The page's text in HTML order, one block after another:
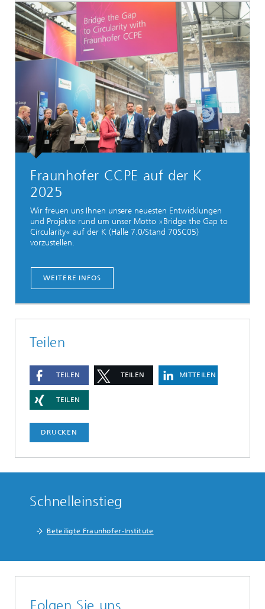
Fraunhofer CCPE auf der K
2025
Wir freuen uns Ihnen unsere neuesten Entwicklungen
und Projekte rund um unser Motto »Bridge the Gap to
Circularity« auf der K (Halle 7.0/Stand 70SC05)
vorzustellen.
WEITERE INFOS
Teilen
TEILEN TEILEN MITTEILEN
TEILEN
DRUCKEN
Schnelleinstieg
Beteiligte Fraunhofer-Institute
Folgen Sie uns